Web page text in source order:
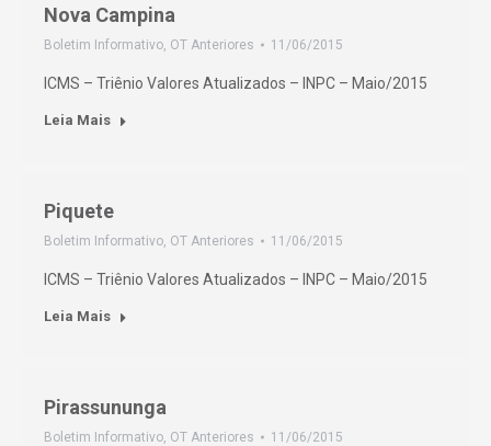
Nova Campina
Boletim Informativo, OT Anteriores 11/06/2015
ICMS – Triênio Valores Atualizados – INPC – Maio/2015
Leia Mais
Piquete
Boletim Informativo, OT Anteriores 11/06/2015
ICMS – Triênio Valores Atualizados – INPC – Maio/2015
Leia Mais
Pirassununga
Boletim Informativo, OT Anteriores 11/06/2015